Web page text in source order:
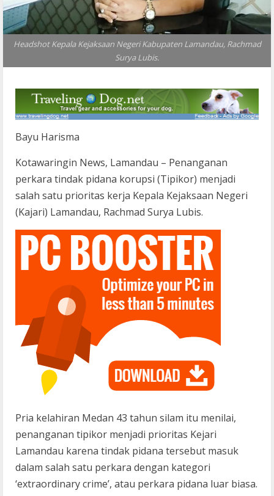
Headshot Kepala Kejaksaan Negeri Kabupaten Lamandau, Rachmad
Surya Lubis.
Bayu Harisma
Kotawaringin News, Lamandau – Penanganan
perkara tindak pidana korupsi (Tipikor) menjadi
salah satu prioritas kerja Kepala Kejaksaan Negeri
(Kajari) Lamandau, Rachmad Surya Lubis.
Pria kelahiran Medan 43 tahun silam itu menilai,
penanganan tipikor menjadi prioritas Kejari
Lamandau karena tindak pidana tersebut masuk
dalam salah satu perkara dengan kategori
‘extraordinary crime’, atau perkara pidana luar biasa.